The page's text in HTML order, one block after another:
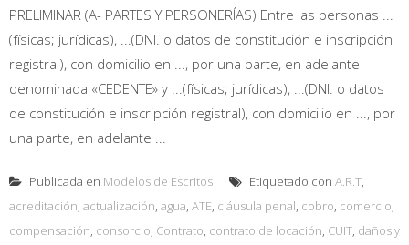
PRELIMINAR (A- PARTES Y PERSONERÍAS) Entre las personas ...
(físicas; jurídicas), ...(DNI. o datos de constitución e inscripción
registral), con domicilio en ..., por una parte, en adelante
denominada «CEDENTE» y ...(físicas; jurídicas), ...(DNI. o datos
de constitución e inscripción registral), con domicilio en ..., por
una parte, en adelante ...
Publicada en Modelos de Escritos Etiquetado con A.R.T,
acreditación, actualización, agua, ATE, cláusula penal, cobro, comercio,
compensación, consorcio, Contrato, contrato de locación, CUIT, daños y